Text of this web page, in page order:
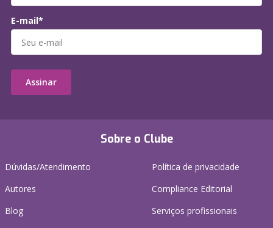
Sobre o Clube
Dúvidas/Atendimento
Autores
Blog
Política de privacidade
Compliance Editorial
Serviços profissionais
E-mail*
Assinar